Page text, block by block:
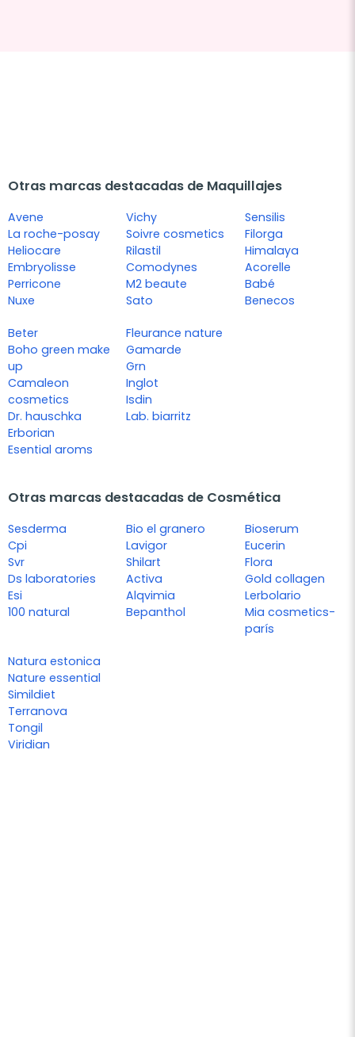
Otras marcas destacadas de Maquillajes
Avene
La roche-posay
Heliocare
Embryolisse
Perricone
Nuxe
Vichy
Soivre cosmetics
Rilastil
Comodynes
M2 beaute
Sato
Sensilis
Filorga
Himalaya
Acorelle
Babé
Benecos
Beter
Boho green make
up
Camaleon
cosmetics
Dr. hauschka
Erborian
Esential aroms
Fleurance nature
Gamarde
Grn
Inglot
Isdin
Lab. biarritz
Otras marcas destacadas de Cosmética
Sesderma
Cpi
Svr
Ds laboratories
Esi
100 natural
Bio el granero
Lavigor
Shilart
Activa
Alqvimia
Bepanthol
Bioserum
Eucerin
Flora
Gold collagen
Lerbolario
Mia cosmetics-
parís
Natura estonica
Nature essential
Simildiet
Terranova
Tongil
Viridian